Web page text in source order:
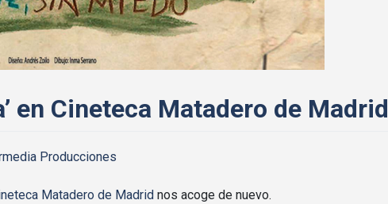
en Cineteca Matadero de Madrid
Producciones
Matadero de Madrid nos acoge de nuevo.